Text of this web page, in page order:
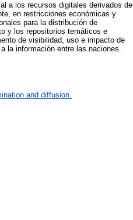
a los recursos digitales derivados de
en restricciones económicas y
para la distribución de
y los repositorios temáticos e
de visibilidad, uso e impacto de
la información entre las naciones.
and diffusion.